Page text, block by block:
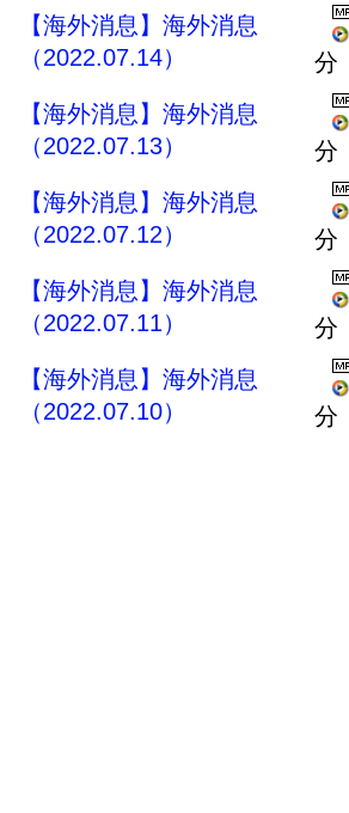
【海外消息】海外消息
（2022.07.14）
分
【海外消息】海外消息
（2022.07.13）
分
【海外消息】海外消息
（2022.07.12）
分
【海外消息】海外消息
（2022.07.11）
分
【海外消息】海外消息
（2022.07.10）
分